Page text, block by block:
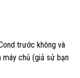
trước không và
chủ (giả sử bạn